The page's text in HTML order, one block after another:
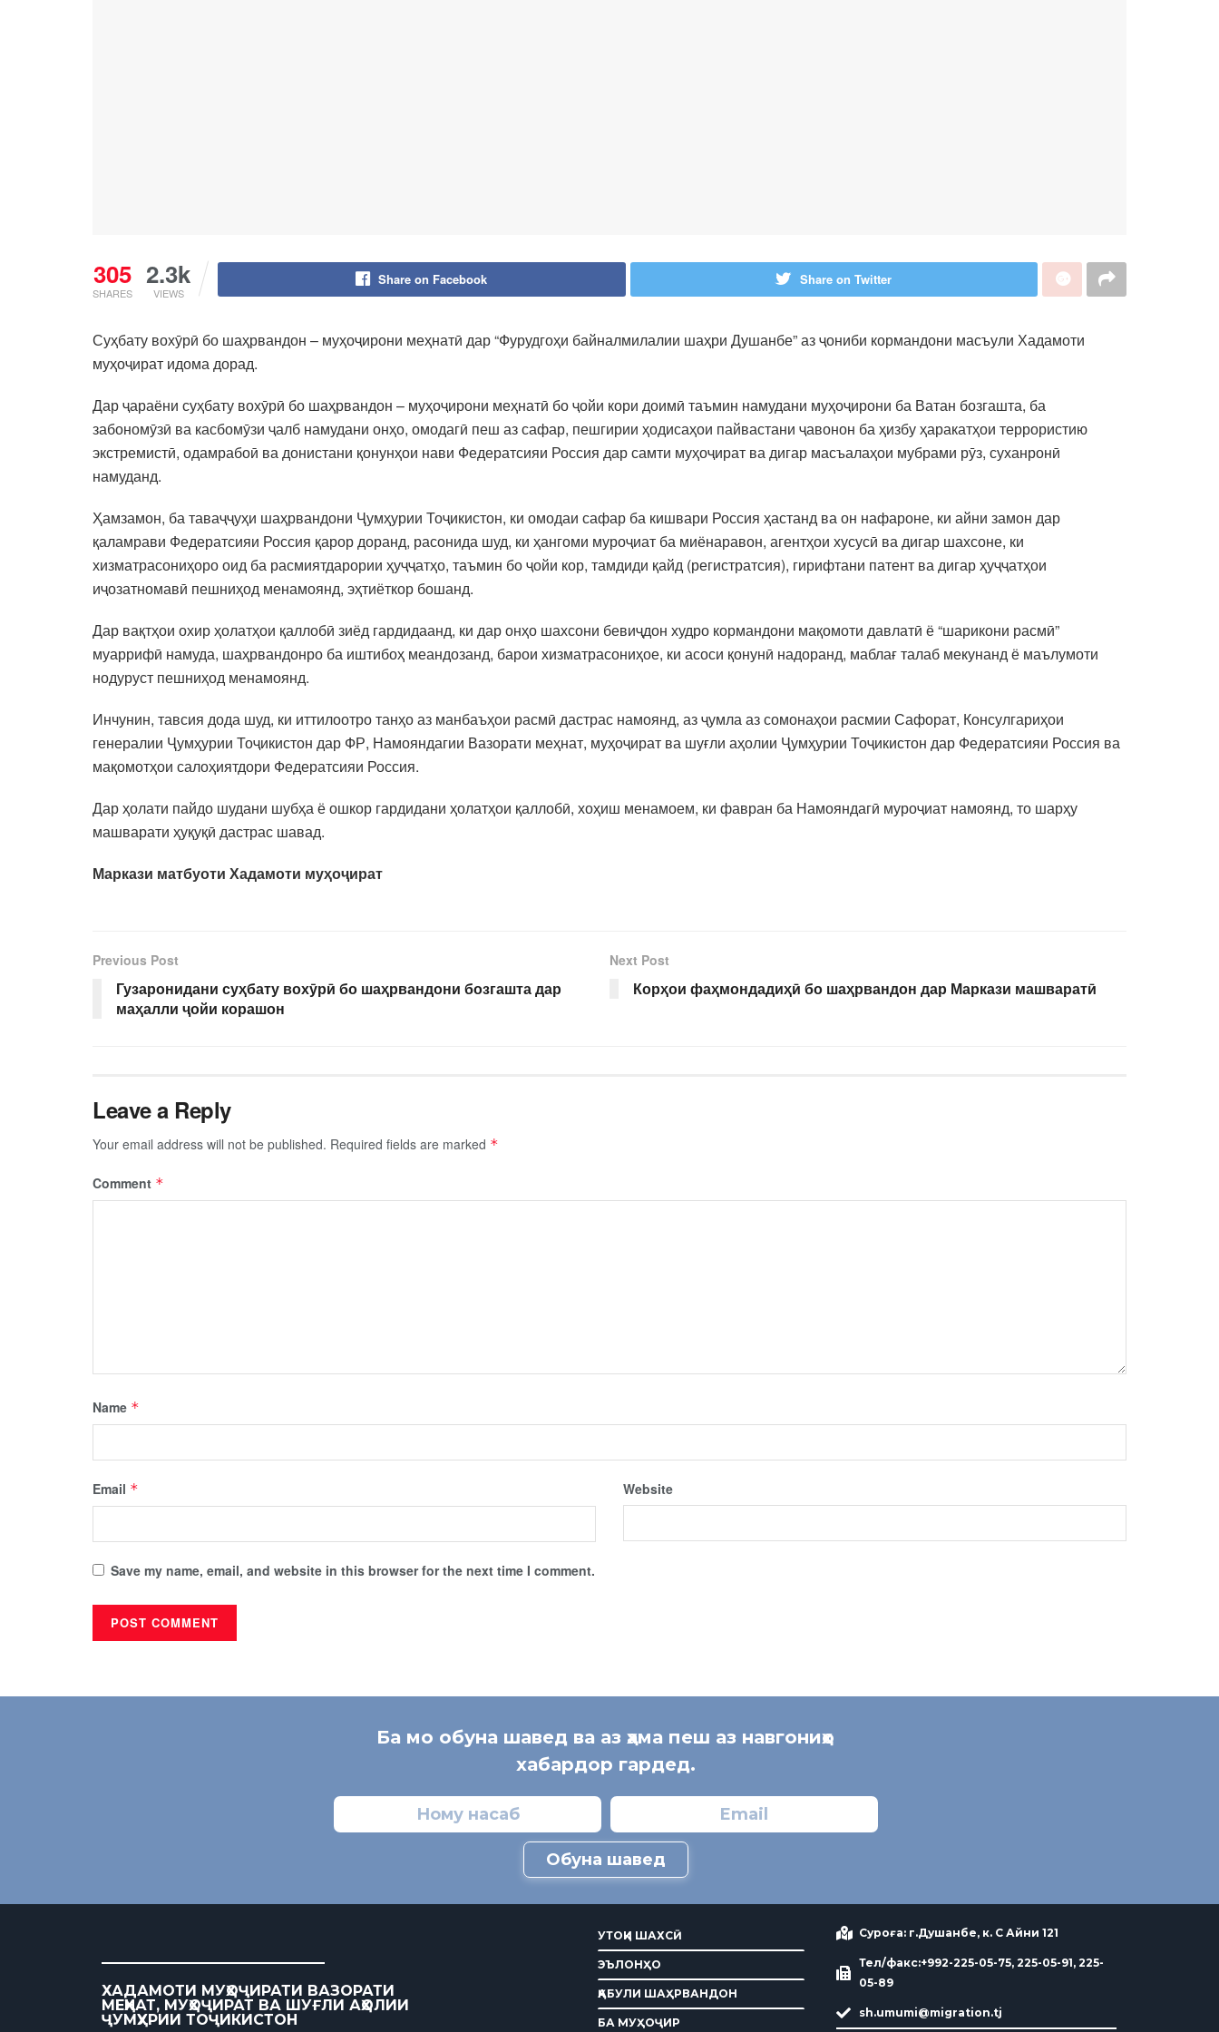
305
SHARES
2.3k
VIEWS
Share on Facebook Share on Twitter
Суҳбату вохӯрӣ бо шаҳрвандон – муҳоҷирони меҳнатӣ дар “Фурудгоҳи байналмилалии шаҳри Душанбе” аз ҷониби кормандони масъули Хадамоти
муҳоҷират идома дорад.
Дар ҷараёни суҳбату вохӯрӣ бо шаҳрвандон – муҳоҷирони меҳнатӣ бо ҷойи кори доимӣ таъмин намудани муҳоҷирони ба Ватан бозгашта, ба
забономӯзӣ ва касбомӯзи ҷалб намудани онҳо, омодагӣ пеш аз сафар, пешгирии ҳодисаҳои пайвастани ҷавонон ба ҳизбу ҳаракатҳои террористию
экстремистӣ, одамрабоӣ ва донистани қонунҳои нави Федератсияи Россия дар самти муҳоҷират ва дигар масъалаҳои мубрами рӯз, суханронӣ
намуданд.
Ҳамзамон, ба таваҷҷуҳи шаҳрвандони Ҷумҳурии Тоҷикистон, ки омодаи сафар ба кишвари Россия ҳастанд ва он нафароне, ки айни замон дар
қаламрави Федератсияи Россия қарор доранд, расонида шуд, ки ҳангоми муроҷиат ба миёнаравон, агентҳои хусусӣ ва дигар шахсоне, ки
хизматрасониҳоро оид ба расмиятдарории ҳуҷҷатҳо, таъмин бо ҷойи кор, тамдиди қайд (регистратсия), гирифтани патент ва дигар ҳуҷҷатҳои
иҷозатномавӣ пешниҳод менамоянд, эҳтиёткор бошанд.
Дар вақтҳои охир ҳолатҳои қаллобӣ зиёд гардидаанд, ки дар онҳо шахсони бевиҷдон худро кормандони мақомоти давлатӣ ё “шарикони расмӣ”
муаррифӣ намуда, шаҳрвандонро ба иштибоҳ меандозанд, барои хизматрасониҳое, ки асоси қонунӣ надоранд, маблағ талаб мекунанд ё маълумоти
нодуруст пешниҳод менамоянд.
Инчунин, тавсия дода шуд, ки иттилоотро танҳо аз манбаъҳои расмӣ дастрас намоянд, аз ҷумла аз сомонаҳои расмии Сафорат, Консулгариҳои
генералии Ҷумҳурии Тоҷикистон дар ФР, Намояндагии Вазорати меҳнат, муҳоҷират ва шуғли аҳолии Ҷумҳурии Тоҷикистон дар Федератсияи Россия ва
мақомотҳои салоҳиятдори Федератсияи Россия.
Дар ҳолати пайдо шудани шубҳа ё ошкор гардидани ҳолатҳои қаллобӣ, хоҳиш менамоем, ки фавран ба Намояндагӣ муроҷиат намоянд, то шарҳу
машварати ҳуқуқӣ дастрас шавад.
Маркази матбуоти Хадамоти муҳоҷират
Previous Post
Гузаронидани суҳбату вохӯрӣ бо шаҳрвандони бозгашта дар
маҳалли ҷойи корашон
Next Post
Корҳои фаҳмондадиҳӣ бо шаҳрвандон дар Маркази машваратӣ
Leave a Reply
Your email address will not be published. Required fields are marked *
Comment *
Name *
Email * Website
Save my name, email, and website in this browser for the next time I comment.
Ба мо обуна шавед ва аз ҳама пеш аз навгониҳо
хабардор гардед.
Обуна шавед
ХАДАМОТИ МУҲОҶИРАТИ ВАЗОРАТИ
МЕҲНАТ, МУҲОҶИРАТ ВА ШУҒЛИ АҲОЛИИ
ҶУМҲУРИИ ТОҶИКИСТОН
УТОҚИ ШАХСӢ
ЭЪЛОНҲО
ҚАБУЛИ ШАҲРВАНДОН
БА МУҲОҶИР
Суроға: г.Душанбе, к. С Айни 121
Тел/факс:+992-225-05-75, 225-05-91, 225-
05-89
sh.umumi@migration.tj